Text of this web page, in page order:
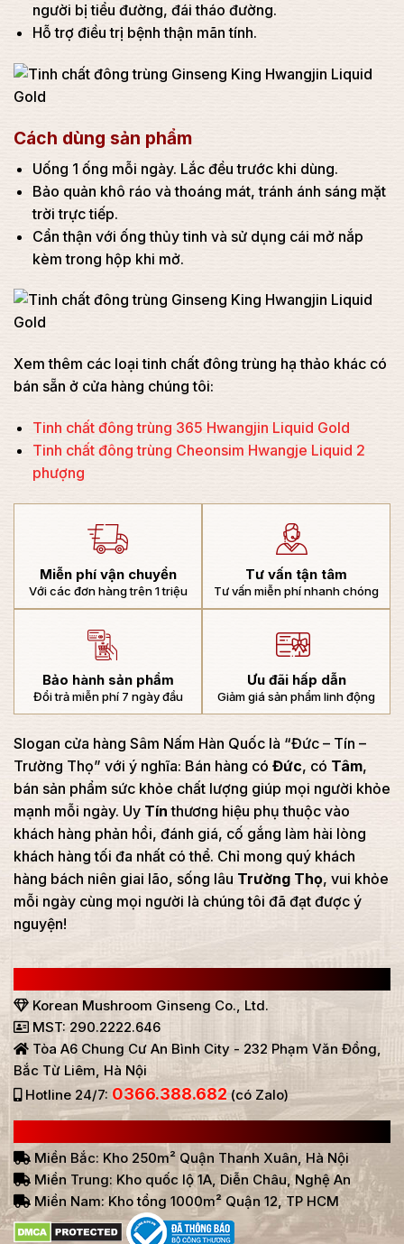
người bị tiểu đường, đái tháo đường.
Hỗ trợ điều trị bệnh thận mãn tính.
Cách dùng sản phẩm
Uống 1 ống mỗi ngày. Lắc đều trước khi dùng.
Bảo quản khô ráo và thoáng mát, tránh ánh sáng mặt
trời trực tiếp.
Cẩn thận với ống thủy tinh và sử dụng cái mở nắp
kèm trong hộp khi mở.
Xem thêm các loại tinh chất đông trùng hạ thảo khác có
bán sẵn ở cửa hàng chúng tôi:
Tinh chất đông trùng 365 Hwangjin Liquid Gold
Tinh chất đông trùng Cheonsim Hwangje Liquid 2
phượng
Miễn phí vận chuyển
Với các đơn hàng trên 1 triệu
Tư vấn tận tâm
Tư vấn miễn phí nhanh chóng
Bảo hành sản phẩm
Đổi trả miễn phí 7 ngày đầu
Ưu đãi hấp dẫn
Giảm giá sản phẩm linh động
Slogan cửa hàng Sâm Nấm Hàn Quốc là “Đức – Tín –
Trường Thọ” với ý nghĩa: Bán hàng có Đức, có Tâm,
bán sản phẩm sức khỏe chất lượng giúp mọi người khỏe
mạnh mỗi ngày. Uy Tín thương hiệu phụ thuộc vào
khách hàng phản hồi, đánh giá, cố gắng làm hài lòng
khách hàng tối đa nhất có thể. Chỉ mong quý khách
hàng bách niên giai lão, sống lâu Trường Thọ, vui khỏe
mỗi ngày cùng mọi người là chúng tôi đã đạt được ý
nguyện!
Korean Mushroom Ginseng Co., Ltd.
MST: 290.2222.646
Tòa A6 Chung Cư An Bình City - 232 Phạm Văn Đồng,
Bắc Từ Liêm, Hà Nội
Hotline 24/7: 0366.388.682(có Zalo)
Miền Bắc: Kho 250m² Quận Thanh Xuân, Hà Nội
Miền Trung: Kho quốc lộ 1A, Diễn Châu, Nghệ An
Miền Nam: Kho tổng 1000m² Quận 12, TP HCM